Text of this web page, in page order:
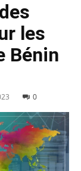
les
Bénin
0